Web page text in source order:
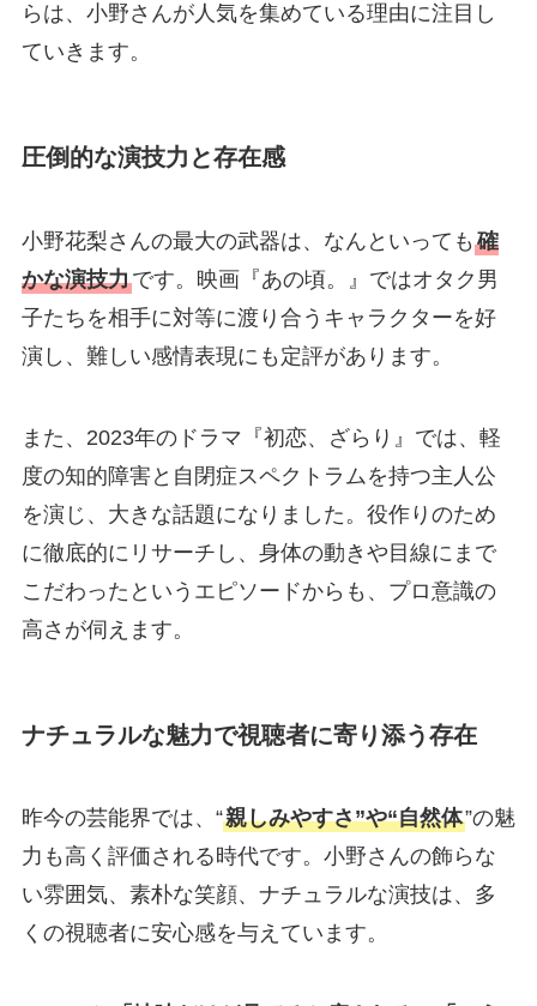
らは、小野さんが人気を集めている理由に注目し
ていきます。
圧倒的な演技力と存在感
小野花梨さんの最大の武器は、なんといっても 確
かな演技力です。映画『あの頃。』ではオタク男
子たちを相手に対等に渡り合うキャラクターを好
演し、難しい感情表現にも定評があります。
また、2023年のドラマ『初恋、ざらり』では、軽
度の知的障害と自閉症スペクトラムを持つ主人公
を演じ、大きな話題になりました。役作りのため
に徹底的にリサーチし、身体の動きや目線にまで
こだわったというエピソードからも、プロ意識の
高さが伺えます。
ナチュラルな魅力で視聴者に寄り添う存在
昨今の芸能界では、“親しみやすさ”や“自然体”の魅
力も高く評価される時代です。小野さんの飾らな
い雰囲気、素朴な笑顔、ナチュラルな演技は、多
くの視聴者に安心感を与えています。